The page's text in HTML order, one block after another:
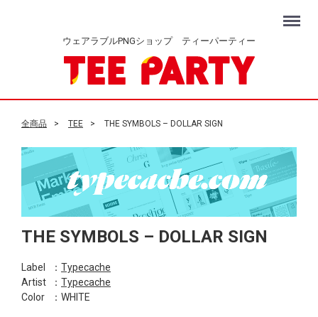
ウェアラブルPNGショップ ティーパーティー
Menu
全商品 TEE THE SYMBOLS – DOLLAR SIGN
THE SYMBOLS – DOLLAR SIGN
Label ： Typecache
Artist
： Typecache
Color
：WHITE